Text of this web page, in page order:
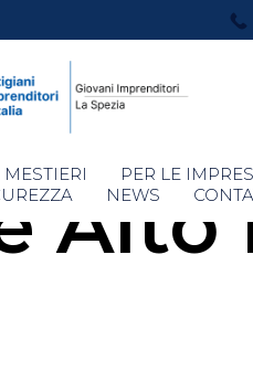
Skip
to
MESTIERI PER LE
NEWS
Alto